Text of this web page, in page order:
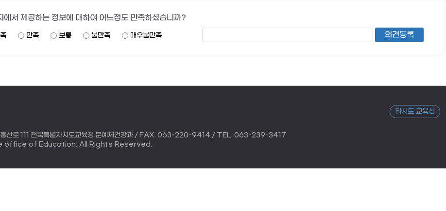
에서 제공하는 정보에 대하여 어느정도 만족하셨습니까?
만족 보통 불만족 매우불만족
타시도 교육청
홍산로 111 전북특별자치도교육청 문예체건강과 / FAX. 063-220-9414 / TEL. 063-239-3417
of Education. All Rights Reserved.